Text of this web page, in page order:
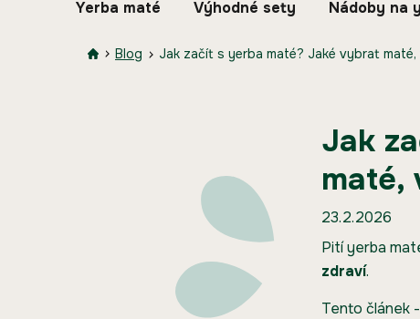
Yerba maté Výhodné sety Nádoby na
Blog Jak začít s yerba maté? Jaké vybrat
Jak
maté,
23.2.2026
Pití yerba
zdraví.
Tento článek -